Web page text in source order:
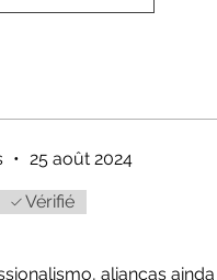
• 25 août 2024
Vérifié
alianças